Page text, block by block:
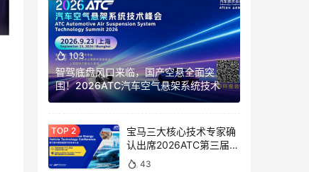
103
智驾底盘风口来临，国产空悬全面突
围！2026ATC汽车空气悬架系统技术峰
会正式定档
宝马三大核心技术专家确
认出席2026ATC第三届中
欧新能源汽车技术大会，
43